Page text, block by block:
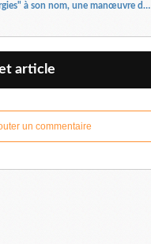
TOTAL, ajoute "Energies" à son nom, une manœuvre de raison (sociale) dans l'air du temps.
article
un commentaire